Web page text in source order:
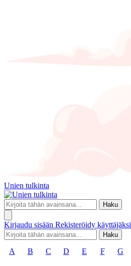
Unien tulkinta
Haku
Kirjaudu sisään Rekisteröidy käyttäjäksi
Haku
A B C D E F G